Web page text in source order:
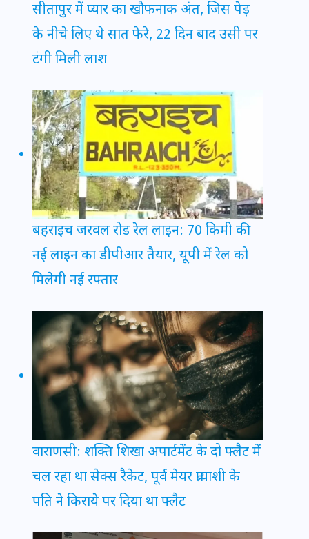
सीतापुर में प्यार का खौफनाक अंत, जिस पेड़
के नीचे लिए थे सात फेरे, 22 दिन बाद उसी पर
टंगी मिली लाश
बहराइच जरवल रोड रेल लाइन: 70 किमी की
नई लाइन का डीपीआर तैयार, यूपी में रेल को
मिलेगी नई रफ्तार
वाराणसी: शक्ति शिखा अपार्टमेंट के दो फ्लैट में
चल रहा था सेक्स रैकेट, पूर्व मेयर प्रत्याशी के
पति ने किराये पर दिया था फ्लैट